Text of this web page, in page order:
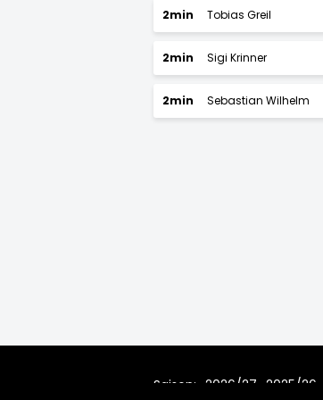
2min Tobias Greil
2min Sigi Krinner
2min Sebastian Wilhelm
Saison: 2026/27 2025/26